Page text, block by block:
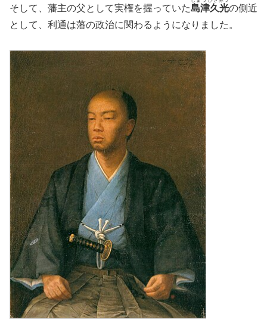
そして、藩主の父として実権を握っていた島津久光の側近
として、利通は藩の政治に関わるようになりました。